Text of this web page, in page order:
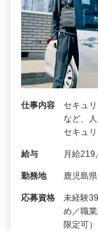
仕事内容
セキュ
など、
セキュ
給与 月給
勤務地 鹿児島
応募資格
未経験
め／職
限定可）